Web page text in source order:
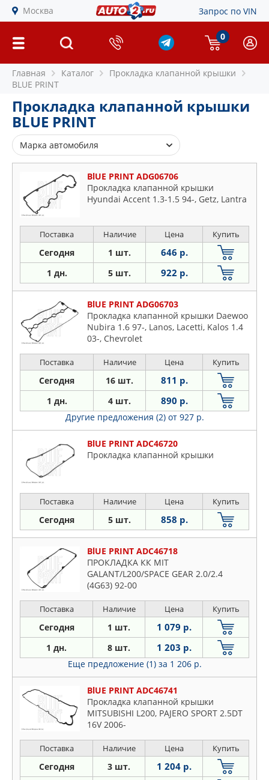
Москва Запрос по VIN
0
Главная Каталог
Прокладка клапанной крышки
BLUE PRINT
Прокладка клапанной крышки
BLUE PRINT
Марка автомобиля
BMW
Chevrolet
Chrysler
Daewoo
Dodge
Ford
Honda
Jeep
KIA
Land Rover
Lexus
Mazda
Mitsubishi
Nissan
Renault
Ssangyong
Subaru
Suzuki
Toyota
BlUE PRINT ADG06706
Прокладка клапанной крышки
Hyundai Accent 1.3-1.5 94-, Getz, Lantra
Поставка Наличие Цена Купить
Сегодня 1 шт. 646 р.
1 дн. 5 шт. 922 р.
BlUE PRINT ADG06703
Прокладка клапанной крышки Daewoo
Nubira 1.6 97-, Lanos, Lacetti, Kalos 1.4
03-, Chevrolet
Поставка Наличие Цена Купить
Сегодня 16 шт. 811 р.
1 дн. 4 шт. 890 р.
Другие предложения (2) от 927 р.
BlUE PRINT ADC46720
Прокладка клапанной крышки
Поставка Наличие Цена Купить
Сегодня 5 шт. 858 р.
BlUE PRINT ADC46718
ПРОКЛАДКА КК MIT
GALANT/L200/SPACE GEAR 2.0/2.4
(4G63) 92-00
Поставка Наличие Цена Купить
Сегодня 1 шт. 1 079 р.
1 дн. 8 шт. 1 203 р.
Еще предложение (1) за 1 206 р.
BlUE PRINT ADC46741
Прокладка клапанной крышки
MITSUBISHI L200, PAJERO SPORT 2.5DT
16V 2006-
Поставка Наличие Цена Купить
Сегодня 3 шт. 1 204 р.